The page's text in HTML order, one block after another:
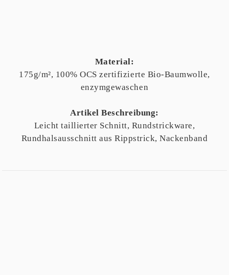
Material:
175g/m², 100% OCS zertifizierte Bio-Baumwolle,
enzymgewaschen
Artikel Beschreibung:
Leicht taillierter Schnitt, Rundstrickware,
Rundhalsausschnitt aus Rippstrick, Nackenband